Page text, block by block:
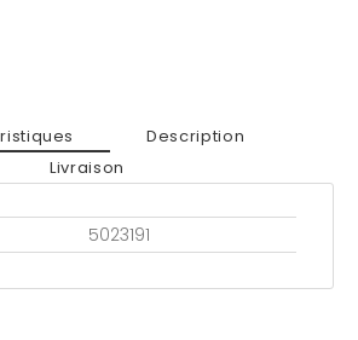
Description
Livraison
5023191